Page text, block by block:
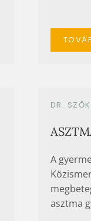
DR.
A
asztma